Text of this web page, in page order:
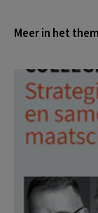
Meer in het